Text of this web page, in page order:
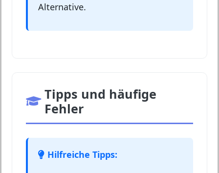
Alternative.
Tipps und häufige
Fehler
Hilfreiche Tipps: